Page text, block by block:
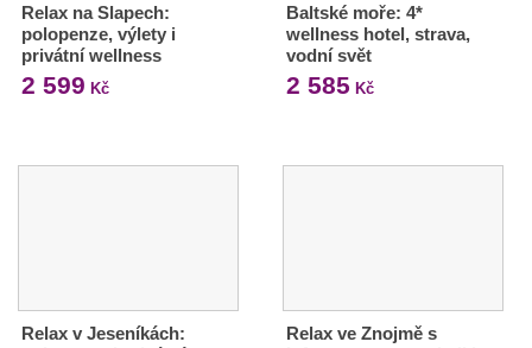
Relax na Slapech:
polopenze, výlety i
privátní wellness
2 599 Kč
Baltské moře: 4*
wellness hotel, strava,
vodní svět
2 585 Kč
Relax v Jeseníkách:
Relax ve Znojmě s